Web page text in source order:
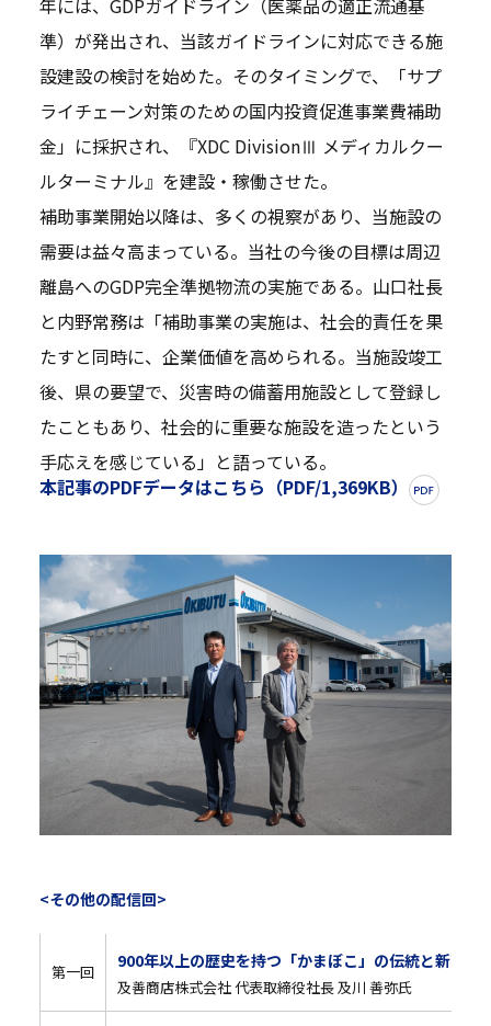
年には、GDPガイドライン（医薬品の適正流通基
準）が発出され、当該ガイドラインに対応できる施
設建設の検討を始めた。そのタイミングで、「サプ
ライチェーン対策のための国内投資促進事業費補助
金」に採択され、『XDC DivisionⅢ メディカルクー
ルターミナル』を建設・稼働させた。
補助事業開始以降は、多くの視察があり、当施設の
需要は益々高まっている。当社の今後の目標は周辺
離島へのGDP完全準拠物流の実施である。山口社長
と内野常務は「補助事業の実施は、社会的責任を果
たすと同時に、企業価値を高められる。当施設竣工
後、県の要望で、災害時の備蓄用施設として登録し
たこともあり、社会的に重要な施設を造ったという
手応えを感じている」と語っている。
本記事のPDFデータはこちら（PDF/1,369KB）
<その他の配信回>
第一回
900年以上の歴史を持つ「かまぼこ」の伝統と新商品
及善商店株式会社 代表取締役社長 及川 善弥氏